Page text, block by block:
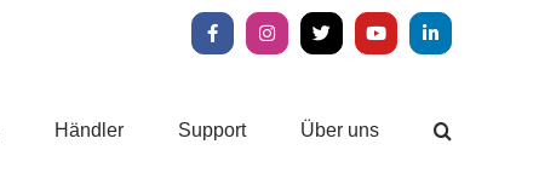
FacebookInstagram
X YouTubeLinkedIn
Händler Support Über uns